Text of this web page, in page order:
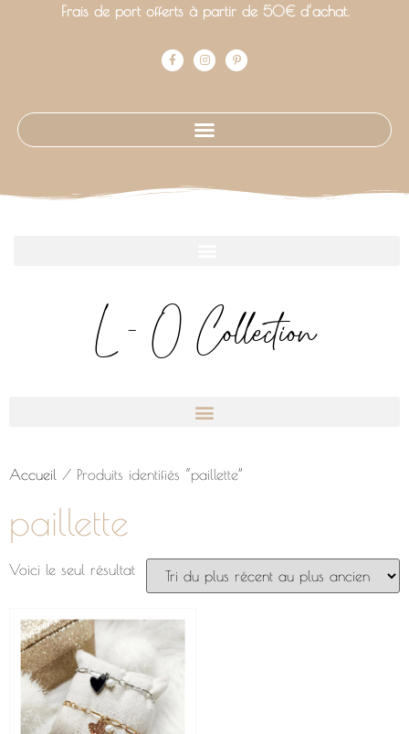
Frais de port offerts à partir de 50€ d’achat.
L - O Collection
Accueil / Produits identifiés “paillette”
paillette
Voici le seul résultat